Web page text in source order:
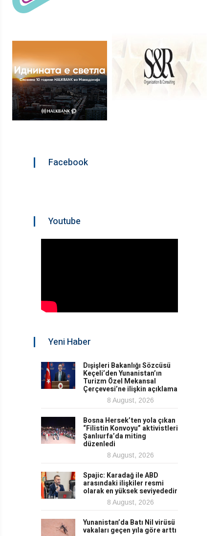
Facebook
Youtube
Yeni Haber
Dışişleri Bakanlığı Sözcüsü
Keçeli’den Yunanistan’ın
Turizm Özel Mekansal
Çerçevesi’ne ilişkin açıklama
8 August, 2026
Bosna Hersek’ten yola çıkan
“Filistin Konvoyu” aktivistleri
Şanlıurfa’da miting
düzenledi
8 August, 2026
Spajic: Karadağ ile ABD
arasındaki ilişkiler resmi
olarak en yüksek seviyededir
8 August, 2026
Yunanistan’da Batı Nil virüsü
vakaları geçen yıla göre arttı